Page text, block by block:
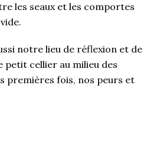
les seaux et les comportes
notre lieu de réflexion et de
petit cellier au milieu des
premières fois, nos peurs et